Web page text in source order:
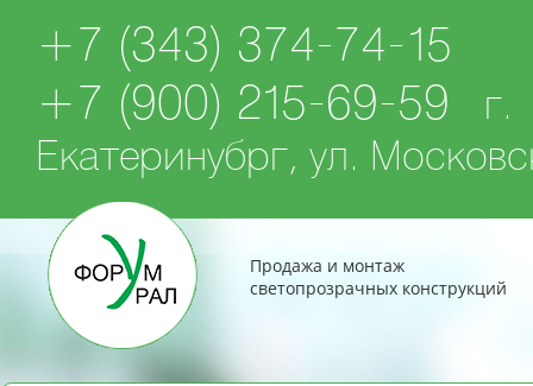
+7 (343) 374-74-15
+7 (900) 215-69-59
г.
Екатеринубрг, ул.
Продажа и монтаж
светопрозрачных конструкций